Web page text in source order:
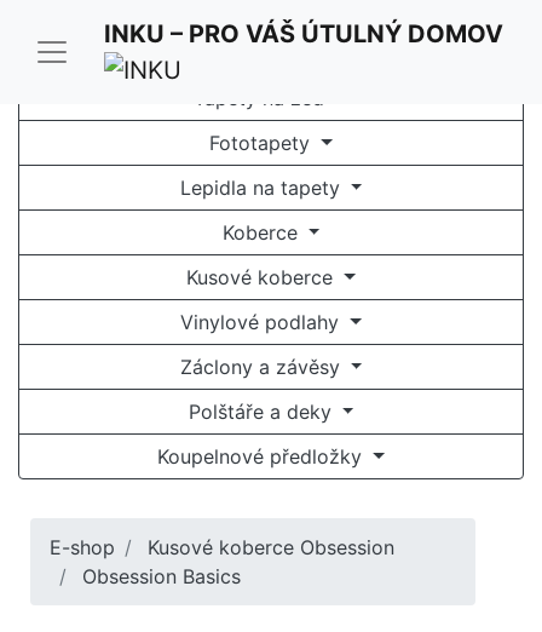
INKU – PRO VÁŠ ÚTULNÝ DOMOV
Tapety na zeď
Fototapety
Lepidla na tapety
Koberce
Kusové koberce
Vinylové podlahy
Záclony a závěsy
Polštáře a deky
Koupelnové předložky
E-shop
Kusové koberce Obsession
Obsession Basics